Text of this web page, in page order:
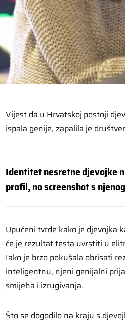
Vijest da u Hrvatskoj postoji
ispala genije, zapalila je
Identitet nesretne djevojke
profil, no screenshot s
Upućeni tvrde kako je djevojka
će je rezultat testa uvrstiti u
Iako je brzo pokušala obrisati
inteligentnu, njeni genijalni
smijeha i izrugivanja.
Što se dogodilo na kraju s